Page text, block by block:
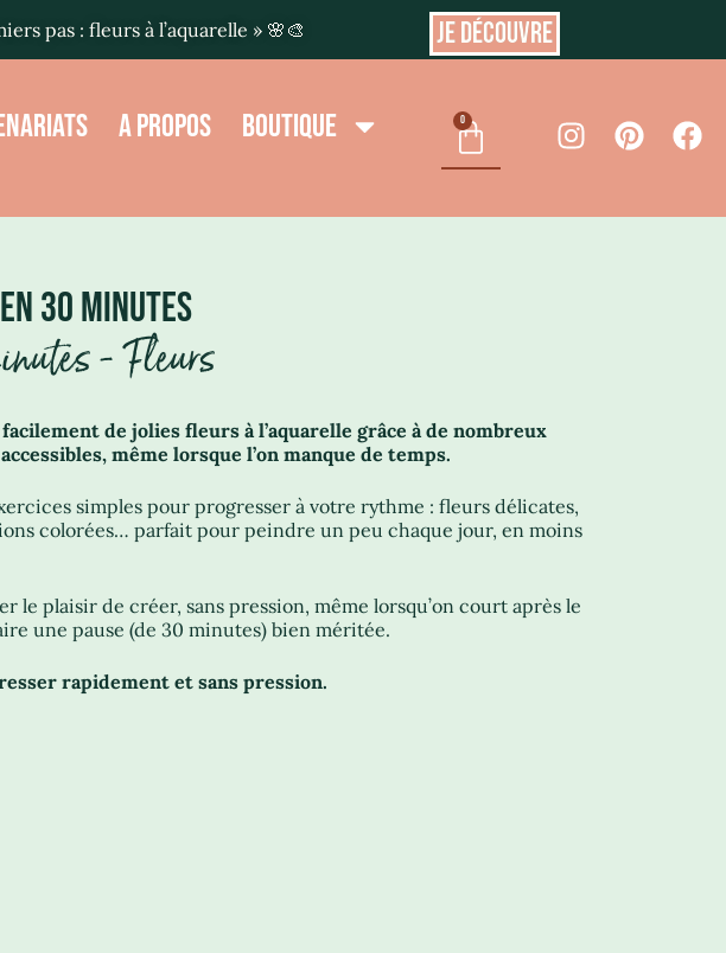
pas : fleurs à l’aquarelle » 🌸🎨 JE DÉCOUVRE
A PROPOS BOUTIQUE 0
30 MINUTES
- Fleurs
de jolies fleurs à l’aquarelle grâce à de nombreux
même lorsque l’on manque de temps.
simples pour progresser à votre rythme : fleurs délicates,
colorées… parfait pour peindre un peu chaque jour, en moins
le plaisir de créer, sans pression, même lorsqu’on court après le
une pause (de 30 minutes) bien méritée.
rapidement et sans pression.